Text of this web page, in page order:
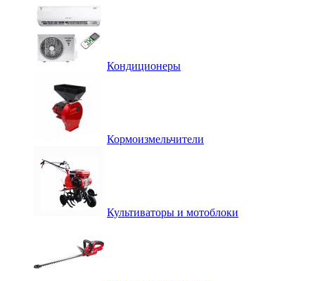
Кондиционеры
Кормоизмельчители
Культиваторы и мотоблоки